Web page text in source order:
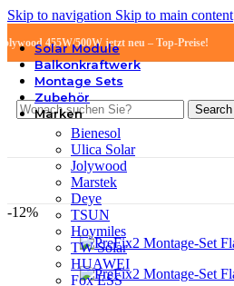
Skip to navigation Skip to main content
455W/500W jetzt neu – Top-Preise!
Search
Solar Module
Balkonkraftwerk
Montage Sets
Zubehör
Marken
Bienesol
Ulica Solar
Jolywood
Marstek
Deye
TSUN
Hoymiles
TW Solar
HUAWEI
Fox ESS
-12%